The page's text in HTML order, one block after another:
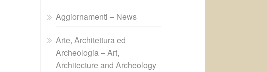
Aggiornamenti – News
Arte, Architettura ed
Archeologia – Art,
Architecture and Archeology